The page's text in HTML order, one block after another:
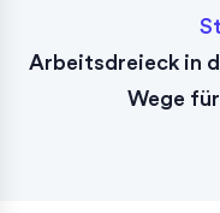
Arbeitsdreieck in
Wege